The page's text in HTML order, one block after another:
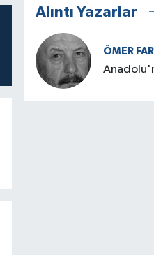
Alıntı Yazarlar
ÖMER